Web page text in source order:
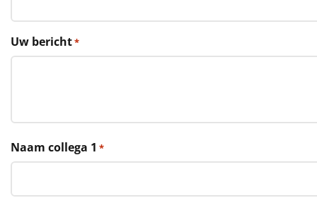
€100 en hoger
Alle kerstpakketten 2026
Rituals
Uw bericht*
Naam collega 1 *